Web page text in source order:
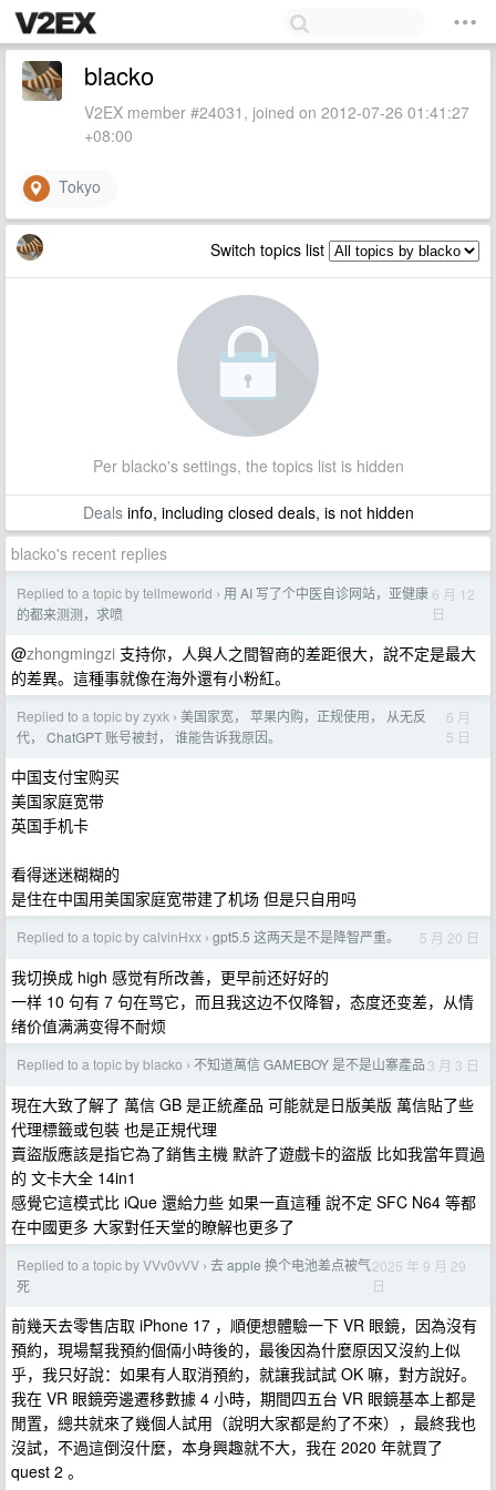
blacko
V2EX member #24031, joined on 2012-07-26 01:41:27
+08:00
Tokyo
Switch topics list
Per blacko's settings, the topics list is hidden
Dealsinfo, including closed deals, is not hidden
blacko's recent replies
Replied to a topic by tellmeworld › 用 AI 写了个中医自诊网站，亚健康
的都来测测，求喷
6 月 12
日
@zhongmingzi 支持你，人與人之間智商的差距很大，說不定是最大
的差異。這種事就像在海外還有小粉紅。
Replied to a topic by zyxk › 美国家宽， 苹果内购，正规使用， 从无反
代， ChatGPT 账号被封， 谁能告诉我原因。
6 月
5 日
中国支付宝购买
美国家庭宽带
英国手机卡
看得迷迷糊糊的
是住在中国用美国家庭宽带建了机场 但是只自用吗
Replied to a topic by calvinHxx › gpt5.5 这两天是不是降智严重。 5 月 20 日
我切换成 high 感觉有所改善，更早前还好好的
一样 10 句有 7 句在骂它，而且我这边不仅降智，态度还变差，从情
绪价值满满变得不耐烦
Replied to a topic by blacko › 不知道萬信 GAMEBOY 是不是山寨產品 3 月 3 日
現在大致了解了 萬信 GB 是正統產品 可能就是日版美版 萬信貼了些
代理標籤或包裝 也是正規代理
賣盜版應該是指它為了銷售主機 默許了遊戲卡的盜版 比如我當年買過
的 文卡大全 14in1
感覺它這模式比 iQue 還給力些 如果一直這種 說不定 SFC N64 等都
在中國更多 大家對任天堂的瞭解也更多了
Replied to a topic by VVv0vVV › 去 apple 换个电池差点被气
死
2025 年 9 月 29
日
前幾天去零售店取 iPhone 17 ，順便想體驗一下 VR 眼鏡，因為沒有
預約，現場幫我預約個倆小時後的，最後因為什麼原因又沒約上似
乎，我只好說：如果有人取消預約，就讓我試試 OK 嘛，對方說好。
我在 VR 眼鏡旁邊遷移數據 4 小時，期間四五台 VR 眼鏡基本上都是
閒置，總共就來了幾個人試用（說明大家都是約了不來），最終我也
沒試，不過這倒沒什麼，本身興趣就不大，我在 2020 年就買了
quest 2 。